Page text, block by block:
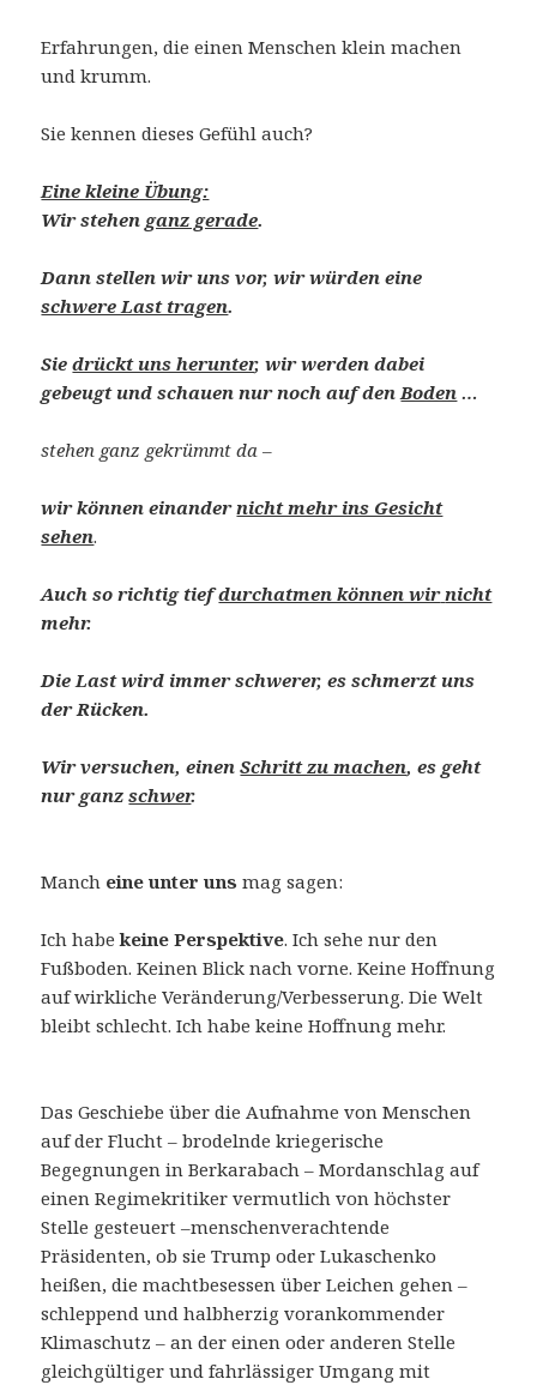
Erfahrungen, die einen Menschen klein machen
und krumm.
Sie kennen dieses Gefühl auch?
Eine kleine Übung:
Wir stehen ganz gerade.
Dann stellen wir uns vor, wir würden eine
schwere Last tragen.
Siedrückt uns herunter, wir werden dabei
gebeugt und schauen nur noch auf den Boden …
stehen ganz gekrümmt da –
wir können einandernicht mehr ins Gesicht
sehen.
Auch so richtig tiefdurchatmen können wir nicht
mehr.
Die Last wird immer schwerer, es schmerzt uns
der Rücken.
Wir versuchen, einenSchritt zu machen, es geht
nur ganzschwer.
Manch eine unter uns mag sagen:
Ich habekeine Perspektive. Ich sehe nur den
Fußboden. Keinen Blick nach vorne. Keine Hoffnung
auf wirkliche Veränderung/Verbesserung. Die Welt
bleibt schlecht. Ich habe keine Hoffnung mehr.
Das Geschiebe über die Aufnahme von Menschen
auf der Flucht – brodelnde kriegerische
Begegnungen in Berkarabach – Mordanschlag auf
einen Regimekritiker vermutlich von höchster
Stelle gesteuert –menschenverachtende
Präsidenten, ob sie Trump oder Lukaschenko
heißen, die machtbesessen über Leichen gehen –
schleppend und halbherzig vorankommender
Klimaschutz – an der einen oder anderen Stelle
gleichgültiger und fahrlässiger Umgang mit